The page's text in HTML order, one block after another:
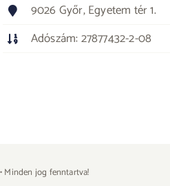
9026 Győr, Egyetem tér 1.
Adószám: 27877432-2-08
Minden jog fenntartva!